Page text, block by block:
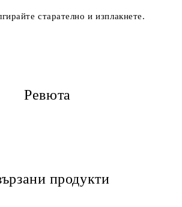
старателно и изплакнете.
Ревюта
продукти